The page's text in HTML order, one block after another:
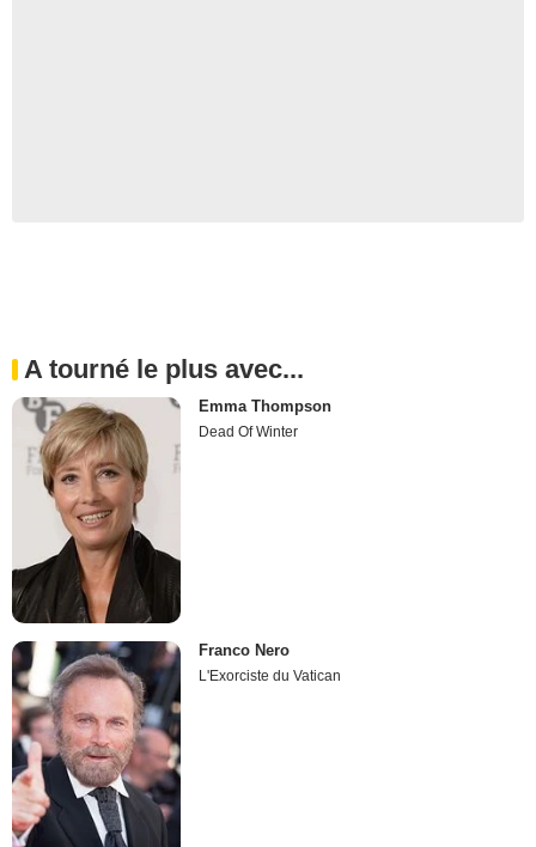
A tourné le plus avec...
Emma Thompson
Dead Of Winter
Franco Nero
L'Exorciste du Vatican